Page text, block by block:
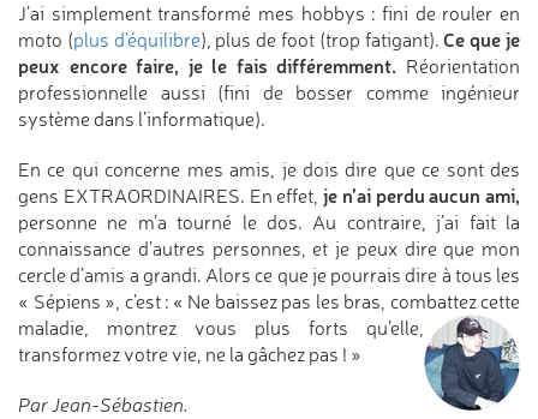
J’ai simplement transformé mes hobbys : fini de rouler en
moto (plus d’équilibre), plus de foot (trop fatigant).Ce que je
peux encore faire, je le fais différemment. Réorientation
professionnelle aussi (fini de bosser comme ingénieur
système dans l’informatique).
En ce qui concerne mes amis, je dois dire que ce sont des
gens EXTRAORDINAIRES. En effet, je n’ai perdu aucun ami,
personne ne m’a tourné le dos. Au contraire, j’ai fait la
connaissance d’autres personnes, et je peux dire que mon
cercle d’amis a grandi. Alors ce que je pourrais dire à tous les
« Sépiens », c’est : « Ne baissez pas les bras, combattez cette
maladie, montrez vous plus forts qu’elle,
transformez votre vie, ne la gâchez pas ! »
Par Jean-Sébastien.